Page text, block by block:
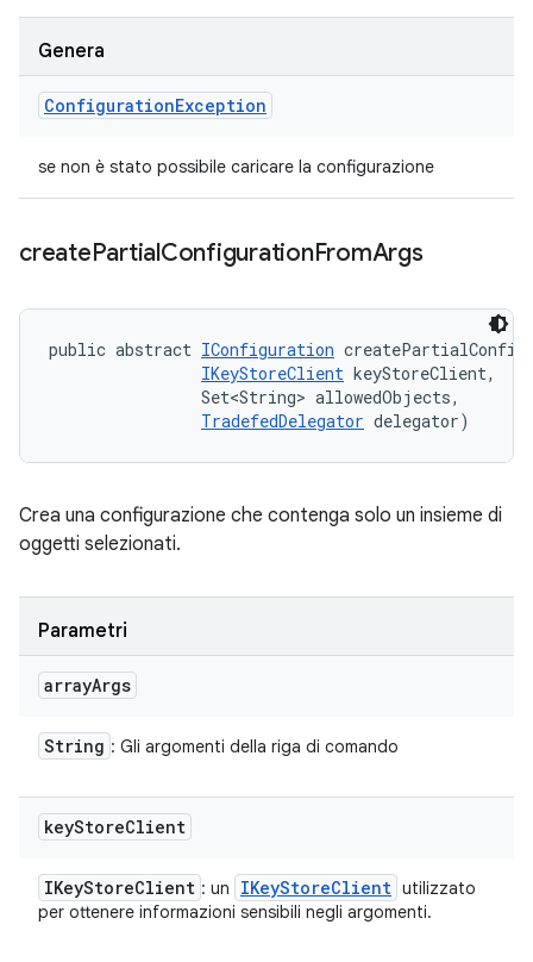
Genera
ConfigurationException
se non è stato possibile caricare la configurazione
createPartialConfigurationFromArgs
public abstract IConfiguration
IKeyStoreClient keyStoreClient,
                Set<String> allowedObjects,
TradefedDelegator delegator)
Crea una configurazione che contenga solo un insieme di
oggetti selezionati.
Parametri
arrayArgs
String : Gli argomenti della riga di comando
keyStoreClient
IKeyStoreClient : un IKeyStoreClient utilizzato
per ottenere informazioni sensibili negli argomenti.